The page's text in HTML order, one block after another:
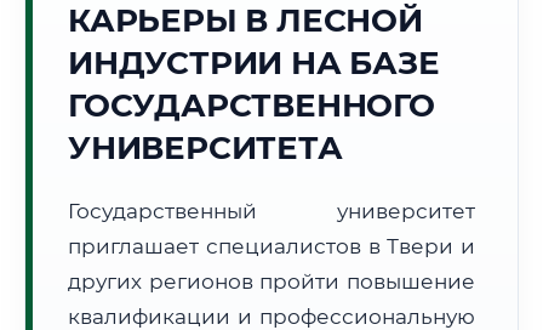
Точное местное время:
17:19:18
Суббота, 8 Августа
🌅 Восход:04:50 🌇 Закат: 20:34
📍 Региональная справка
КАРЬЕРЫ В ЛЕСНОЙ
ИНДУСТРИИ НА БАЗЕ
ГОСУДАРСТВЕННОГО
УНИВЕРСИТЕТА
Государственный университет
приглашает специалистов в Твери и
других регионов пройти повышение
квалификации и профессиональную